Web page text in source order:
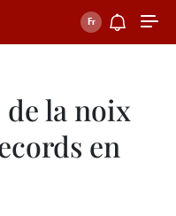
la noix
en